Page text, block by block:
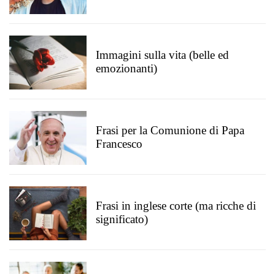
Immagini sulla vita (belle ed
emozionanti)
Frasi per la Comunione di Papa
Francesco
Frasi in inglese corte (ma ricche di
significato)